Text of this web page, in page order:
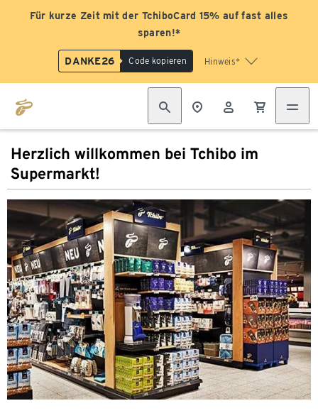
Für kurze Zeit mit der TchiboCard 15% auf fast alles
sparen!*
DANKE26 Code kopieren Hinweis*
Herzlich willkommen bei Tchibo im
Supermarkt!